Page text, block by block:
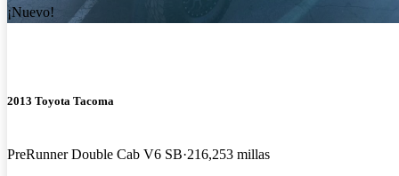
¡Nuevo!
2013 Toyota Tacoma
PreRunner Double Cab V6 SB 216,253 millas